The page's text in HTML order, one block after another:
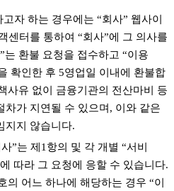
자 하는 경우에는 “회사” 웹사이
센터를 통하여 “회사”에 그 의사를
는 환불 요청을 접수하고 “이용
확인한 후 5영업일 이내에 환불합
사유 없이 금융기관의 전산마비 등
차가 지연될 수 있으며, 이와 같은
지지 않습니다.
”는 제1항의 및 각 개별 “서비
따라 그 요청에 응할 수 있습니다.
의 어느 하나에 해당하는 경우 “이